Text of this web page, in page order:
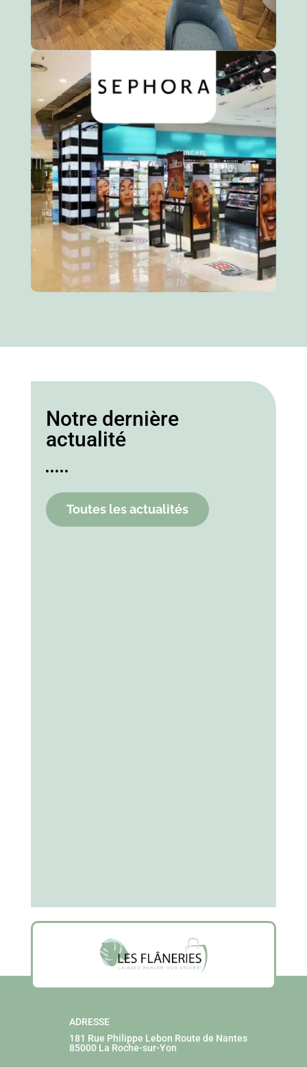
Notre dernière
actualité
Toutes les actualités
ADRESSE
181 Rue Philippe Lebon Route de Nantes
85000 La Roche-sur-Yon